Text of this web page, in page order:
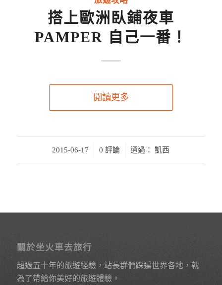
搭上歐洲臥鋪夜車
PAMPER 自己一番！
閱讀更多
2015-06-17
/ 0 評論 通過：凱西
關於坐火車去旅行
超過五十年的旅遊經驗，站長群們踩遍世界各地，就
為了帶給你美好的旅遊體驗。